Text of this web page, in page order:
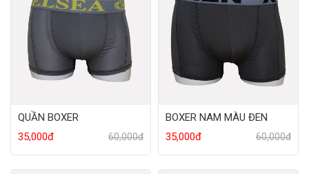
QUẦN BOXER
35,000đ
60,000đ
BOXER NAM MÀU ĐEN
35,000đ
60,000đ